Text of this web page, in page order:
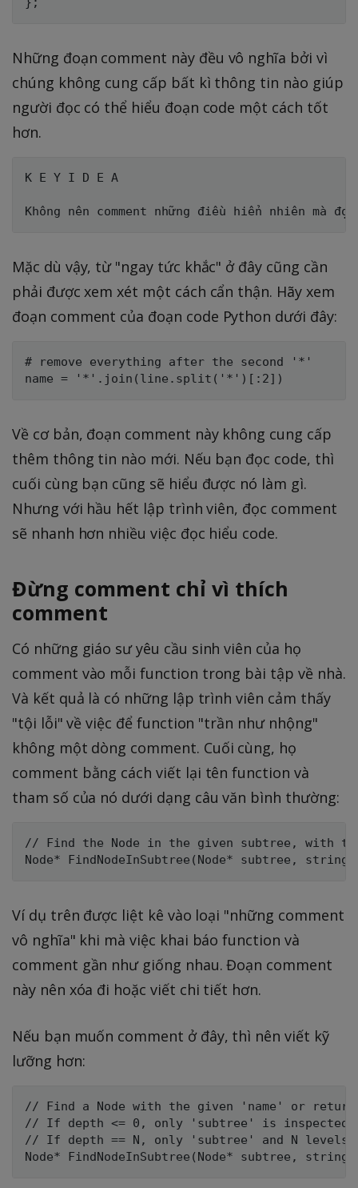
Những đoạn comment này đều vô nghĩa bởi vì
chúng không cung cấp bất kì thông tin nào giúp
người đọc có thể hiểu đoạn code một cách tốt
hơn.
K E Y I D E A
Mặc dù vậy, từ "ngay tức khắc" ở đây cũng cần
phải được xem xét một cách cẩn thận. Hãy xem
đoạn comment của đoạn code Python dưới đây:
# remove everything after the second '*'
Về cơ bản, đoạn comment này không cung cấp
thêm thông tin nào mới. Nếu bạn đọc code, thì
cuối cùng bạn cũng sẽ hiểu được nó làm gì.
Nhưng với hầu hết lập trình viên, đọc comment
sẽ nhanh hơn nhiều việc đọc hiểu code.
Đừng comment chỉ vì thích
comment
Có những giáo sư yêu cầu sinh viên của họ
comment vào mỗi function trong bài tập về nhà.
Và kết quả là có những lập trình viên cảm thấy
"tội lỗi" về việc để function "trần như nhộng"
không một dòng comment. Cuối cùng, họ
comment bằng cách viết lại tên function và
tham số của nó dưới dạng câu văn bình thường:
// Find the Node in the given subtree, with
Ví dụ trên được liệt kê vào loại "những comment
vô nghĩa" khi mà việc khai báo function và
comment gần như giống nhau. Đoạn comment
này nên xóa đi hoặc viết chi tiết hơn.
Nếu bạn muốn comment ở đây, thì nên viết kỹ
lưỡng hơn:
// Find a Node with the given 'name' or return
// If depth <= 0, only 'subtree' is inspected.
// If depth == N, only 'subtree' and N levels